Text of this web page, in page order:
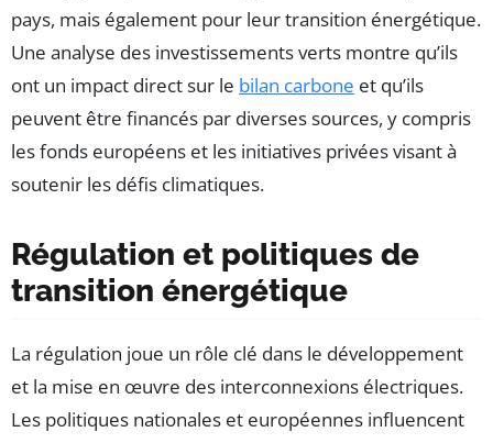
pays, mais également pour leur transition énergétique.
Une analyse des investissements verts montre qu’ils
ont un impact direct sur le bilan carbone et qu’ils
peuvent être financés par diverses sources, y compris
les fonds européens et les initiatives privées visant à
soutenir les défis climatiques.
Régulation et politiques de
transition énergétique
La régulation joue un rôle clé dans le développement
et la mise en œuvre des interconnexions électriques.
Les politiques nationales et européennes influencent